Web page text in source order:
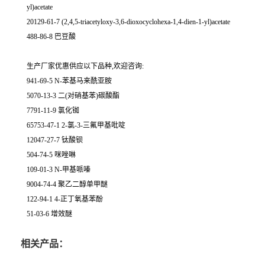
yl)acetate
20129-61-7 (2,4,5-triacetyloxy-3,6-dioxocyclohexa-1,4-dien-1-yl)acetate
488-86-8 巴豆酸
生产厂家优惠供应以下品种,欢迎咨询:
941-69-5 N-苯基马来酰亚胺
5070-13-3 二(对硝基苯)碳酸酯
7791-11-9 氯化铷
65753-47-1 2-氯-3-三氟甲基吡啶
12047-27-7 钛酸钡
504-74-5 咪唑啉
109-01-3 N-甲基哌嗪
9004-74-4 聚乙二醇单甲醚
122-94-1 4-正丁氧基苯酚
51-03-6 增效醚
相关产品：